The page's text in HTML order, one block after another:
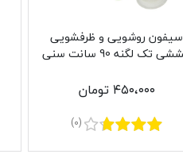
سیفون روشویی و ظرفشویی
کششی تک لگنه 90 سانت سنی
۴۵۰،۰۰۰ تومان
(0)